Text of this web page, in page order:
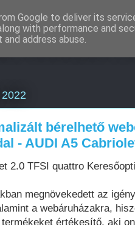
készítés
bérelhető
- AUDI A5
2.0 TFSI quattro
megnövekedett az
a webáruházakra,
értékesítő, aki
Google to deliver its
with performance and
address abuse.